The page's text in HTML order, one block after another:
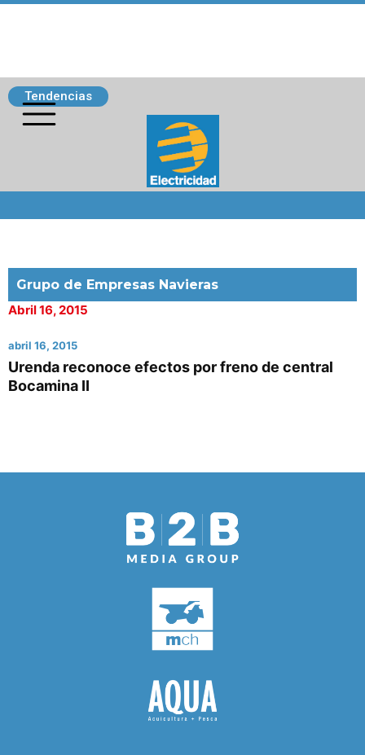
Tendencias
Grupo de Empresas Navieras
Abril 16, 2015
abril 16, 2015
Urenda reconoce efectos por freno de central
Bocamina II